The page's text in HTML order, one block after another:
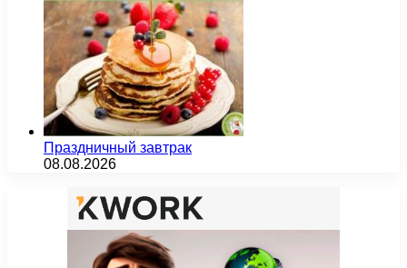
Праздничный завтрак
08.08.2026